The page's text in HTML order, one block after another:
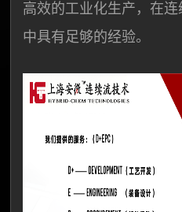
高效的工业化生产，在
中具有足够的经验。